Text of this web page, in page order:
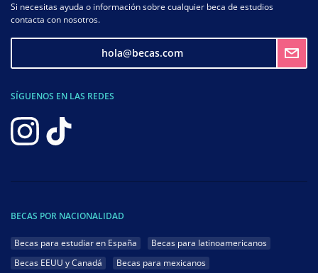
Si necesitas ayuda o información sobre cualquier beca de estudios
contacta con nosotros.
hola@becas.com
SÍGUENOS EN LAS REDES
BECAS POR NACIONALIDAD
Becas para estudiar en España
Becas para latinoamericanos
Becas EEUU y Canadá
Becas para mexicanos